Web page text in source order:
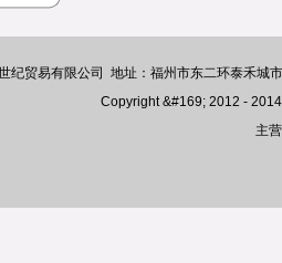
纪贸易有限公司 地址：福州市东二环泰禾
Copyright &#169; 2012 -
主